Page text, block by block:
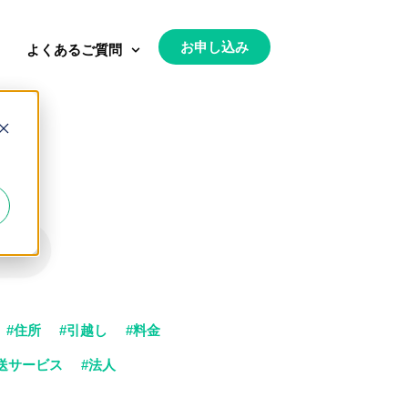
よくあるご質問 お申し込み
#住所 #引越し #料金
サービス #法人